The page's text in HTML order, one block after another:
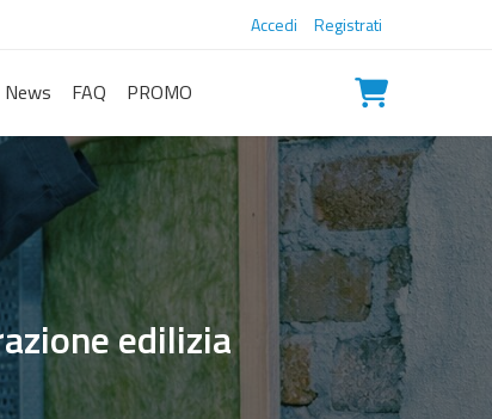
Accedi Registrati
News FAQ PROMO
edilizia